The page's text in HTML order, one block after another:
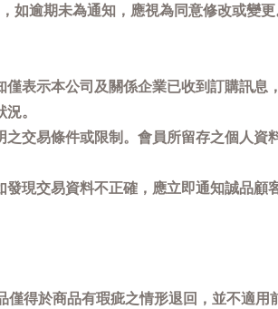
如逾期未為通知，應視為同意修改或變更
表示本公司及關係企業已收到訂購訊息
。
交易條件或限制。會員所留存之個人資
現交易資料不正確，應立即通知誠品顧
得於商品有瑕疵之情形退回，並不適用